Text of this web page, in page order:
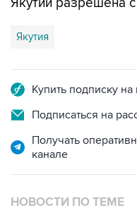
Якутия
Подписаться на
Получать
НОВОСТИ ПО ТЕМЕ
24 августа 2012 года 12:03